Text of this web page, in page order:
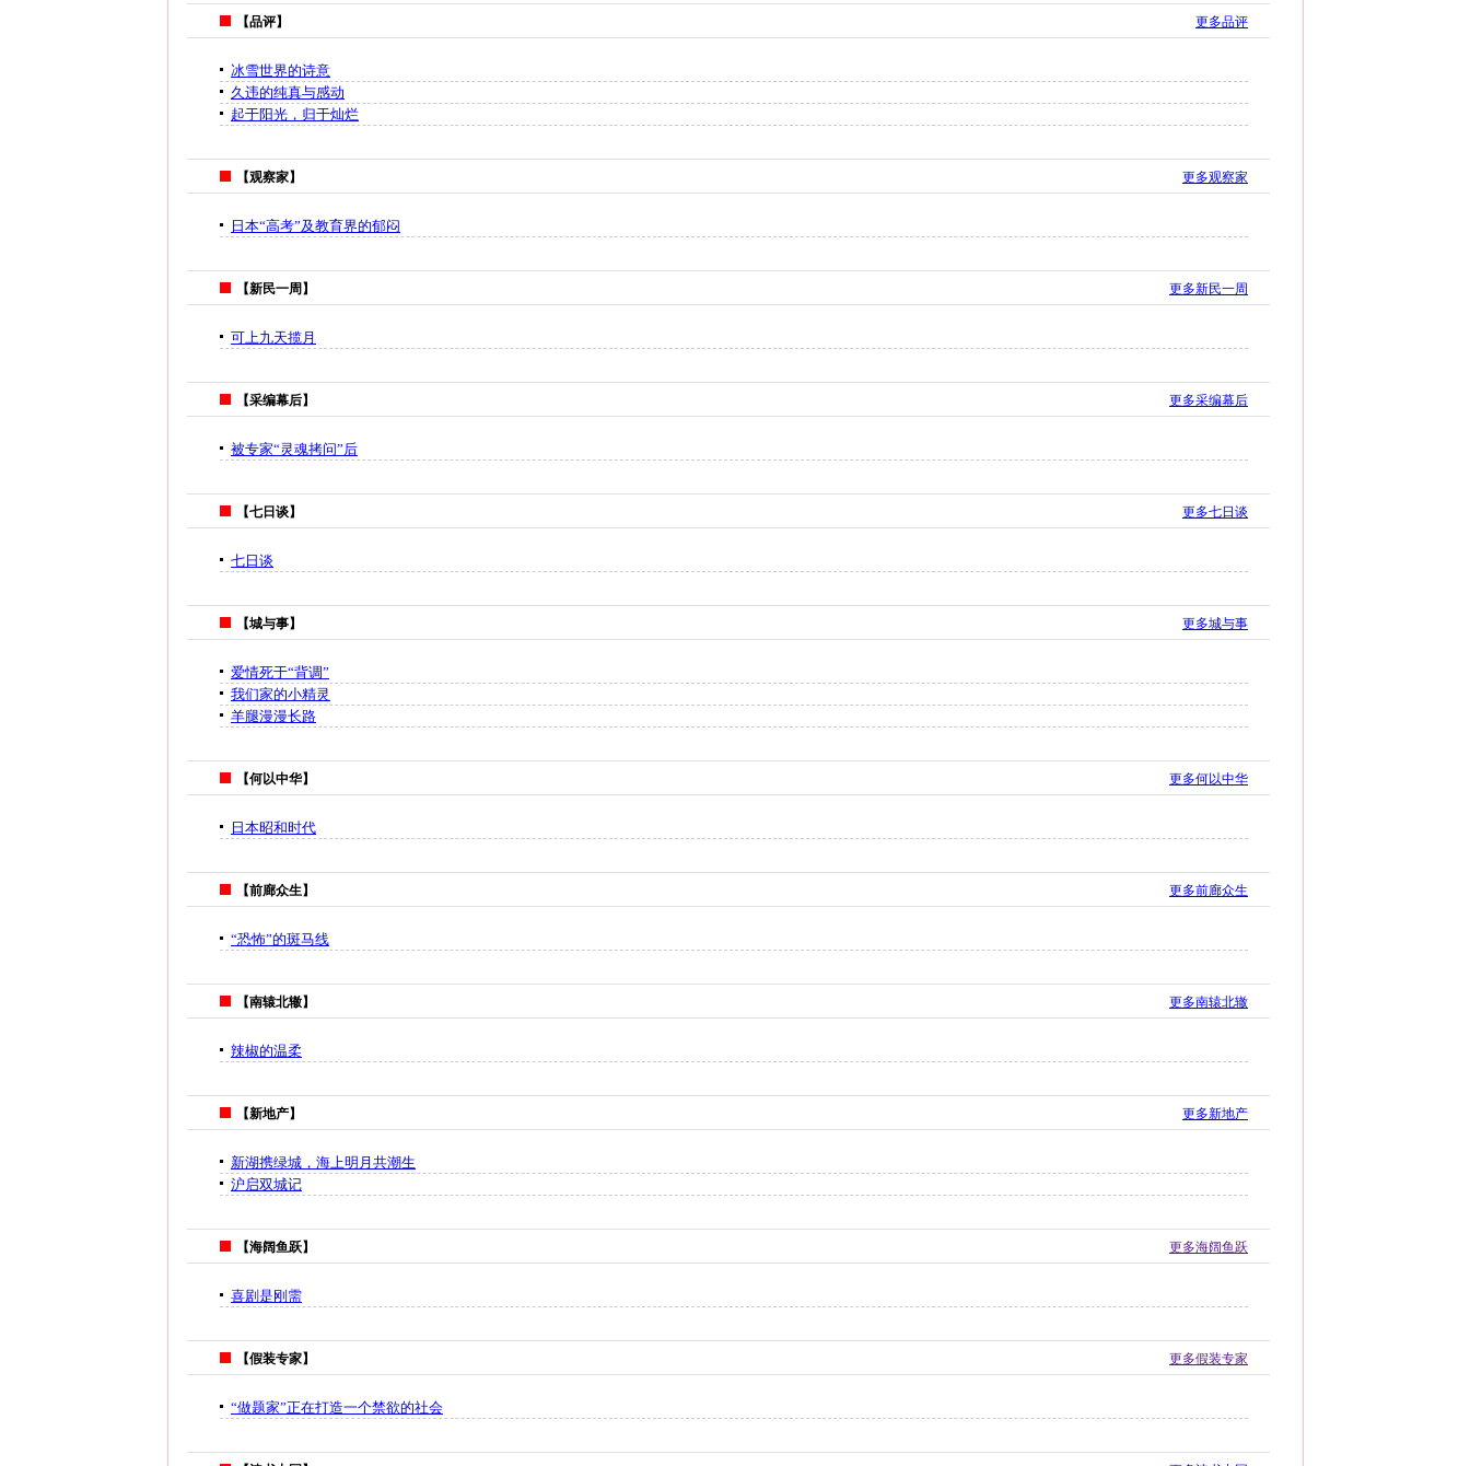
【品评】 更多品评
冰雪世界的诗意
久违的纯真与感动
起于阳光，归于灿烂
【观察家】 更多观察家
日本“高考”及教育界的郁闷
【新民一周】 更多新民一周
可上九天揽月
【采编幕后】 更多采编幕后
被专家“灵魂拷问”后
【七日谈】 更多七日谈
七日谈
【城与事】 更多城与事
爱情死于“背调”
我们家的小精灵
羊腿漫漫长路
【何以中华】 更多何以中华
日本昭和时代
【前廊众生】 更多前廊众生
“恐怖”的斑马线
【南辕北辙】 更多南辕北辙
辣椒的温柔
【新地产】 更多新地产
新湖携绿城，海上明月共潮生
沪启双城记
【海阔鱼跃】 更多海阔鱼跃
喜剧是刚需
【假装专家】 更多假装专家
“做题家”正在打造一个禁欲的社会